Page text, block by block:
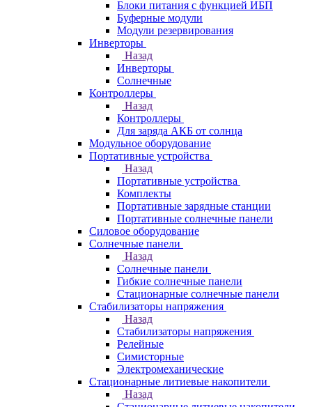
Блоки питания с функцией ИБП
Буферные модули
Модули резервирования
Инверторы
Назад
Инверторы
Солнечные
Контроллеры
Назад
Контроллеры
Для заряда АКБ от солнца
Модульное оборудование
Портативные устройства
Назад
Портативные устройства
Комплекты
Портативные зарядные станции
Портативные солнечные панели
Силовое оборудование
Солнечные панели
Назад
Солнечные панели
Гибкие солнечные панели
Стационарные солнечные панели
Стабилизаторы напряжения
Назад
Стабилизаторы напряжения
Релейные
Симисторные
Электромеханические
Стационарные литиевые накопители
Назад